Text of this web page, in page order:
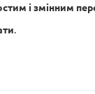
і змінним
.